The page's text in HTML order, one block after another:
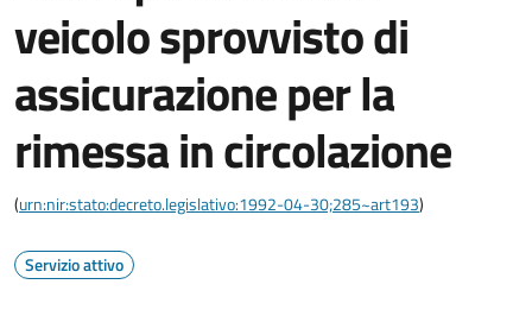
veicolo sprovvisto di
assicurazione per la
rimessa in circolazione
(urn:nir:stato:decreto.legislativo:1992-04-30;285~art193)
Servizio attivo